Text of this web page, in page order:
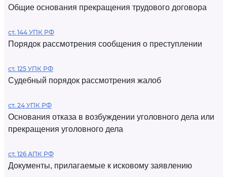
Общие основания прекращения трудового договора
ст. 144 УПК РФ
Порядок рассмотрения сообщения о преступлении
ст. 125 УПК РФ
Судебный порядок рассмотрения жалоб
ст. 24 УПК РФ
Основания отказа в возбуждении уголовного дела или
прекращения уголовного дела
ст. 126 АПК РФ
Документы, прилагаемые к исковому заявлению